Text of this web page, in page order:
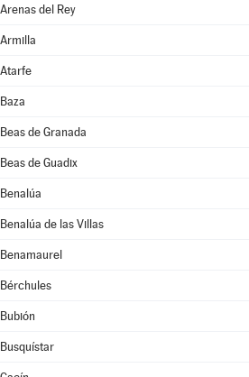
Arenas del Rey
Armilla
Atarfe
Baza
Beas de Granada
Beas de Guadix
Benalúa
Benalúa de las Villas
Benamaurel
Bérchules
Bubión
Busquístar